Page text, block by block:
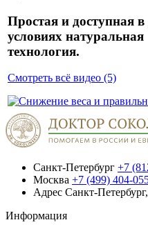
Простая и доступная
условиях натуральная
технология.
Смотреть всё видео (5)
Санкт-Петербург +7
Москва +7 (499) 404-
Адрес Санкт-
Информация